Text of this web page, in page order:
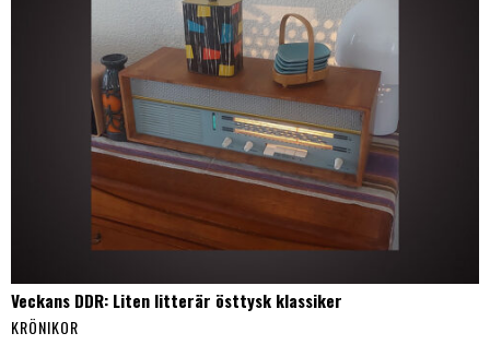
Veckans DDR: Liten litterär östtysk klassiker
KRÖNIKOR